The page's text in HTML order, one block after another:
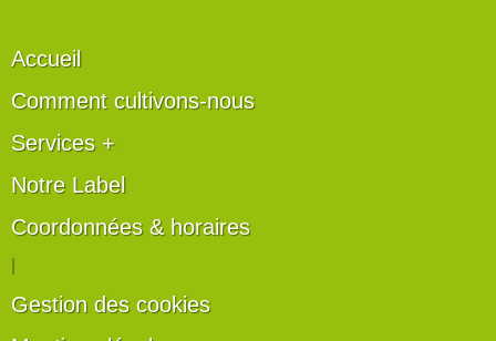
Accueil
Comment cultivons-nous
Services +
Notre Label
Coordonnées & horaires
Gestion des cookies